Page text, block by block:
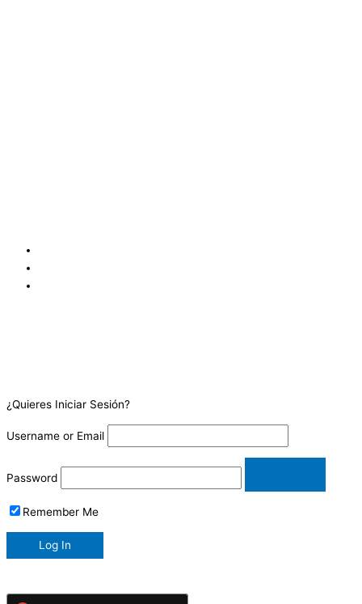
¿Quieres Iniciar Sesión?
Username or Email
Password
Remember Me